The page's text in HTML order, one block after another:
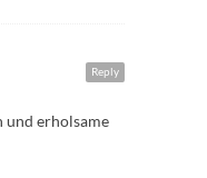
Reply
und erholsame